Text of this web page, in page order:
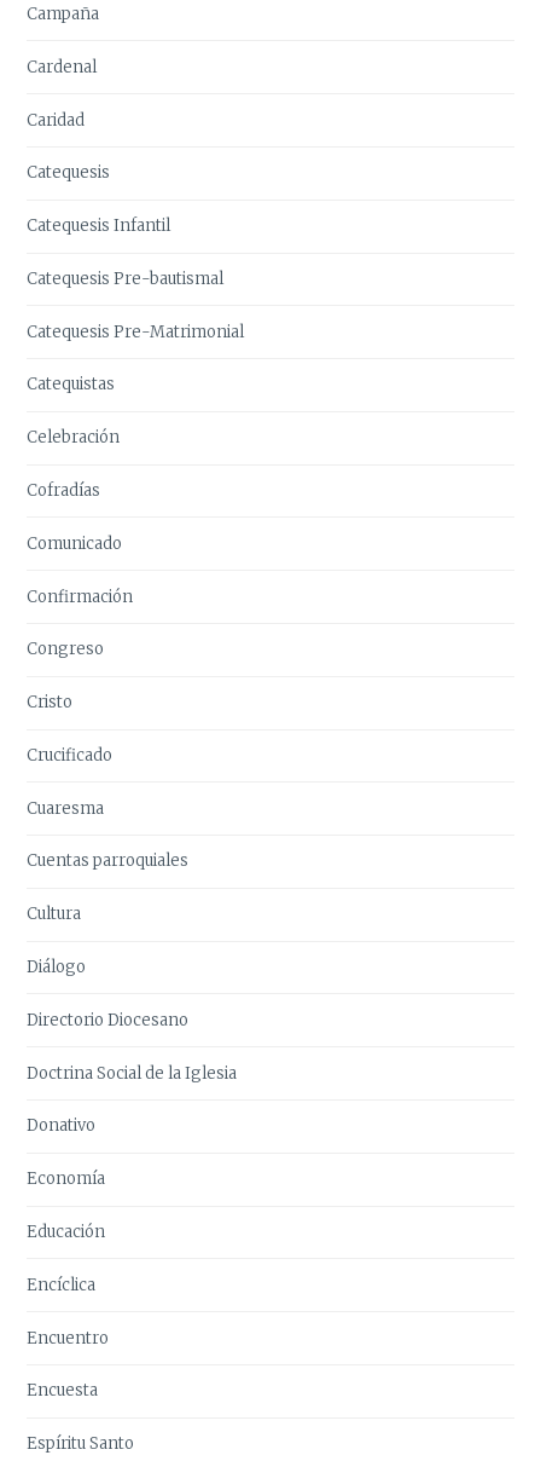
Campaña
Cardenal
Caridad
Catequesis
Catequesis Infantil
Catequesis Pre-bautismal
Catequesis Pre-Matrimonial
Catequistas
Celebración
Cofradías
Comunicado
Confirmación
Congreso
Cristo
Crucificado
Cuaresma
Cuentas parroquiales
Cultura
Diálogo
Directorio Diocesano
Doctrina Social de la Iglesia
Donativo
Economía
Educación
Encíclica
Encuentro
Encuesta
Espíritu Santo